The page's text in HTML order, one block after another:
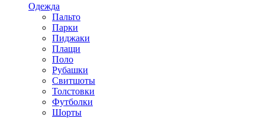
Одежда
Пальто
Парки
Пиджаки
Плащи
Поло
Рубашки
Свитшоты
Толстовки
Футболки
Шорты